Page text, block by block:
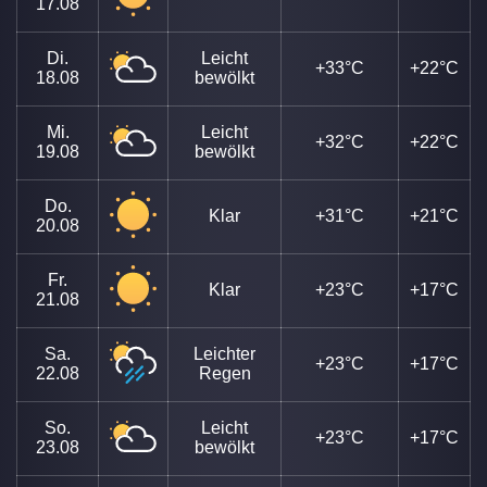
Di.
18.08
Leicht
bewölkt
+33°C +22°C
Mi.
19.08
Leicht
bewölkt
+32°C +22°C
Do.
20.08
Klar +31°C +21°C
Fr.
21.08
Klar +23°C +17°C
Sa.
22.08
Leichter
Regen
+23°C +17°C
So.
23.08
Leicht
bewölkt
+23°C +17°C